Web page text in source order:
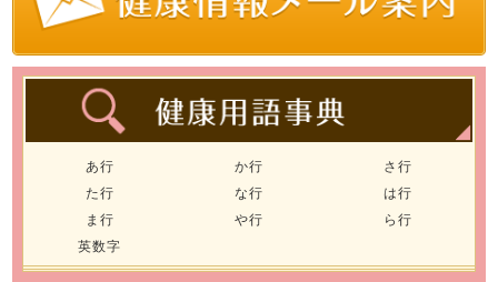
あ行 か行
さ行
た行
な行
は行
ま行
や行
ら行
英数字